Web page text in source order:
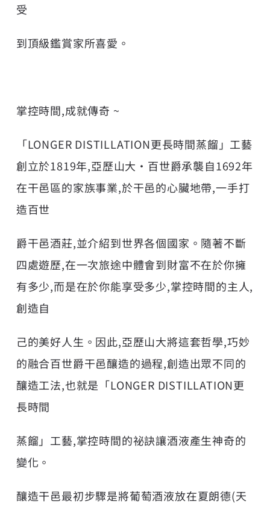
受
到頂級鑑賞家所喜愛。
掌控時間,成就傳奇 ~
「LONGER DISTILLATION更長時間蒸餾」工藝
創立於1819年,亞歷山大•百世爵承襲自1692年
在干邑區的家族事業,於干邑的心臟地帶,一手打
造百世
爵干邑酒莊,並介紹到世界各個國家。隨著不斷
四處遊歷,在一次旅途中體會到財富不在於你擁
有多少,而是在於你能享受多少,掌控時間的主人,
創造自
己的美好人生。因此,亞歷山大將這套哲學,巧妙
的融合百世爵干邑釀造的過程,創造出眾不同的
釀造工法,也就是「LONGER DISTILLATION更
長時間
蒸餾」工藝,掌控時間的祕訣讓酒液產生神奇的
變化。
釀造干邑最初步驟是將葡萄酒液放在夏朗德(天